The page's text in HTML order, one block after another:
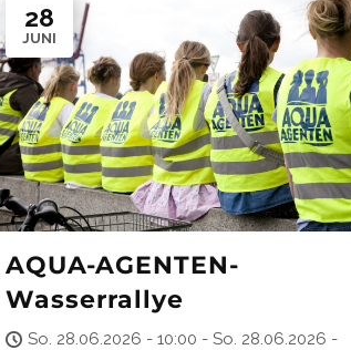
28
JUNI
AQUA-AGENTEN-
Wasserrallye
So. 28.06.2026 - 10:00 - So. 28.06.2026 -